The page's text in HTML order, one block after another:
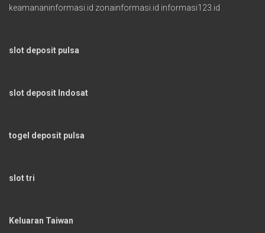
keamananinformasi.id zonainformasi.id informasi123.id
slot deposit pulsa
slot deposit Indosat
togel deposit pulsa
slot tri
Keluaran Taiwan